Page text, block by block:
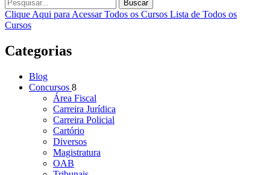
Buscar
Clique Aqui para Acessar Todos os Cursos Lista de Todos os
Cursos
Categorias
Blog
Concursos 8
Área Fiscal
Carreira Jurídica
Carreira Policial
Cartório
Diversos
Magistratura
OAB